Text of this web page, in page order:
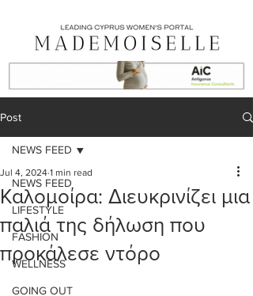
Post
NEWS FEED
LIFESTYLE
FASHION
WELLNESS
GOING OUT
NEWS FEED
Καλομοίρα: Διευκρινίζει μια
παλιά της δήλωση που
προκάλεσε ντόρο
Jul 4, 2024 1 min read